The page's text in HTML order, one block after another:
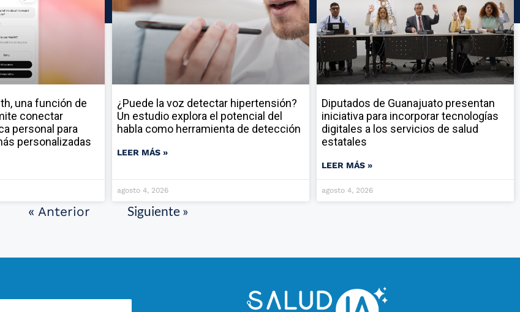
una función de
conectar
personal para
personalizadas
¿Puede la voz detectar hipertensión?
Un estudio explora el potencial del
habla como herramienta de detección
LEER MÁS »
agosto 4, 2026
Diputados de Guanajuato presentan
iniciativa para incorporar tecnologías
digitales a los servicios de salud
estatales
LEER MÁS »
agosto 4, 2026
« Anterior Siguiente »